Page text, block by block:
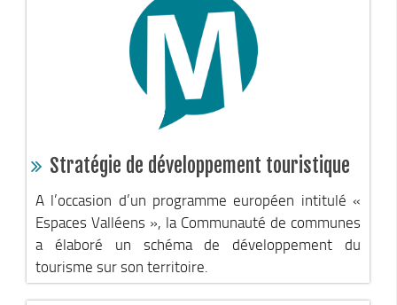
Piscine territoriale
Espace Naturel Sensible (ENS)
Activités de Pleine Nature
Sentiers de randonnée
Via Ferrata
Sites Escalade
Via Matacena
Développement durable
Déchets
Stratégie de développement touristique
A l’occasion d’un programme européen intitulé «
Espaces Valléens », la Communauté de communes
a élaboré un schéma de développement du
tourisme sur son territoire.